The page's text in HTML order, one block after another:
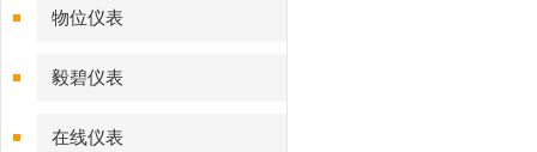
物位仪表
毅碧仪表
在线仪表